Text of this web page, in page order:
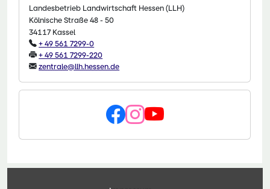
Landesbetrieb Landwirtschaft Hessen (LLH)
Kölnische Straße 48 - 50
34117 Kassel
+ 49 561 7299-0
+ 49 561 7299-220
zentrale@llh.hessen.de